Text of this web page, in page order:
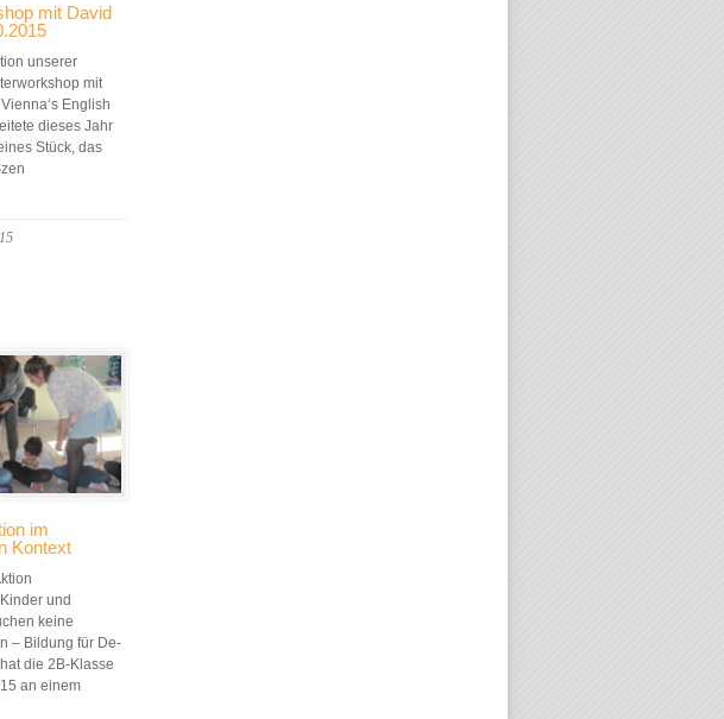
mit David
unserer
mit
English
dieses Jahr
Stück, das
im
Kontext
und
keine
– Bildung für De-
die 2B-Klasse
an einem